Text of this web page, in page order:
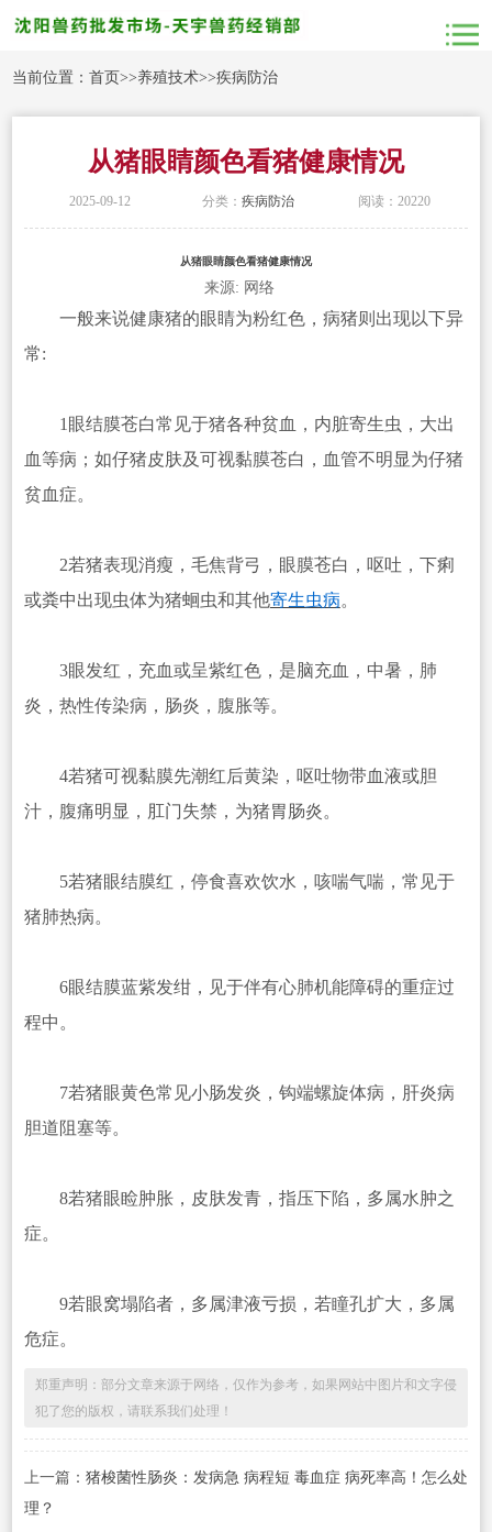
当前位置：首页>>养殖技术>>疾病防治
从猪眼睛颜色看猪健康情况
2025-09-12 分类： 疾病防治 阅读：20220
从猪眼睛颜色看猪健康情况
来源: 网络
一般来说健康猪的眼睛为粉红色，病猪则出现以下异
常:
1眼结膜苍白常见于猪各种贫血，内脏寄生虫，大出
血等病；如仔猪皮肤及可视黏膜苍白，血管不明显为仔猪
贫血症。
2若猪表现消瘦，毛焦背弓，眼膜苍白，呕吐，下痢
或粪中出现虫体为猪蛔虫和其他寄生虫病。
3眼发红，充血或呈紫红色，是脑充血，中暑，肺
炎，热性传染病，肠炎，腹胀等。
4若猪可视黏膜先潮红后黄染，呕吐物带血液或胆
汁，腹痛明显，肛门失禁，为猪胃肠炎。
5若猪眼结膜红，停食喜欢饮水，咳喘气喘，常见于
猪肺热病。
6眼结膜蓝紫发绀，见于伴有心肺机能障碍的重症过
程中。
7若猪眼黄色常见小肠发炎，钩端螺旋体病，肝炎病
胆道阻塞等。
8若猪眼睑肿胀，皮肤发青，指压下陷，多属水肿之
症。
9若眼窝塌陷者，多属津液亏损，若瞳孔扩大，多属
危症。
郑重声明：部分文章来源于网络，仅作为参考，如果网站中图片和文字侵
犯了您的版权，请联系我们处理！
上一篇： 猪梭菌性肠炎：发病急 病程短 毒血症 病死率高！怎么处
理？